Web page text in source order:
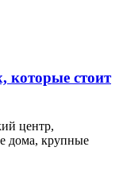
которые стоит
центр,
дома, крупные